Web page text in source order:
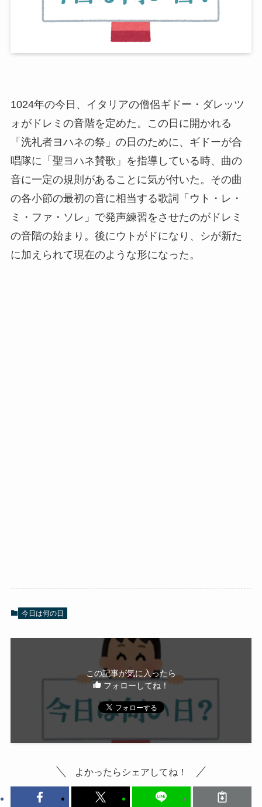
1024年の今日、イタリアの僧侶ギドー・ダレッツ
ォがドレミの音階を定めた。この日に開かれる
「洗礼者ヨハネの祭」の日のために、ギドーが合
唱隊に「聖ヨハネ賛歌」を指導している時、曲の
音に一定の規則があることに気が付いた。その曲
の各小節の最初の音に相当する歌詞「ウト・レ・
ミ・ファ・ソレ」で発声練習をさせたのがドレミ
の音階の始まり。後にウトがドになり、シが新た
に加えられて現在のような形になった。
今日は何の日
この記事が気に入ったら
フォローしてね！
よかったらシェアしてね！